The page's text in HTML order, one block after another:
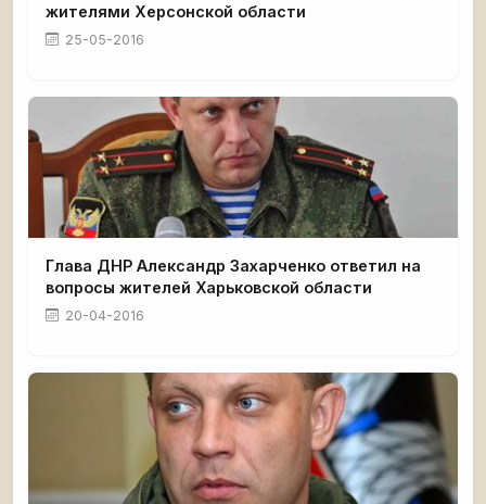
жителями Херсонской области
25-05-2016
Глава ДНР Александр Захарченко ответил на
вопросы жителей Харьковской области
20-04-2016